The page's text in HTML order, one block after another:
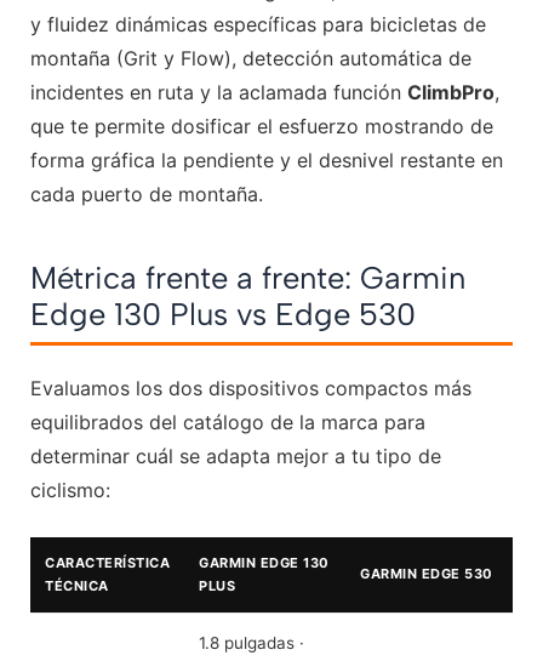
y fluidez dinámicas específicas para bicicletas de
montaña (Grit y Flow), detección automática de
incidentes en ruta y la aclamada función ClimbPro,
que te permite dosificar el esfuerzo mostrando de
forma gráfica la pendiente y el desnivel restante en
cada puerto de montaña.
Métrica frente a frente: Garmin
Edge 130 Plus vs Edge 530
Evaluamos los dos dispositivos compactos más
equilibrados del catálogo de la marca para
determinar cuál se adapta mejor a tu tipo de
ciclismo:
CARACTERÍSTICA
TÉCNICA
GARMIN EDGE 130
PLUS
GARMIN EDGE 530
1.8 pulgadas ·